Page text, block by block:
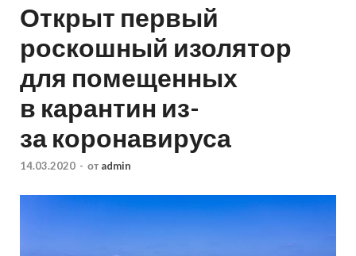
Открыт первый
роскошный изолятор
для помещенных
в карантин из-
за коронавируса
14.03.2020 - от admin